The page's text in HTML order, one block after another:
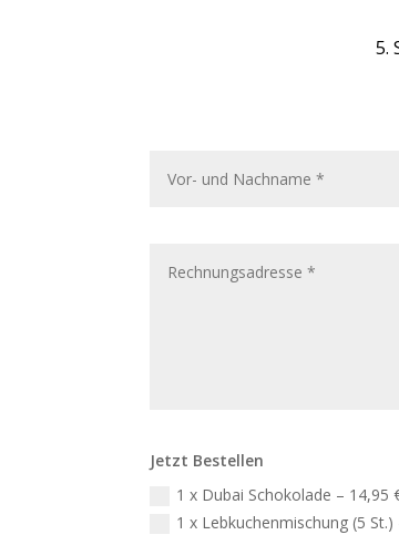
5.
Jetzt Bestellen
1 x Dubai Schokolade – 14,95
1 x Lebkuchenmischung (5